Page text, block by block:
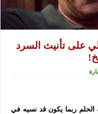
على تأنيث السرد
صويلح (1959)، إن نصه الحلم ربما يكون قد نسيه في